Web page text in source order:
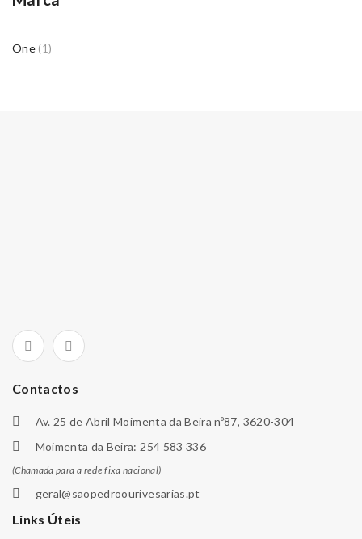
One (1)
Contactos
Av. 25 de Abril Moimenta da Beira nº87, 3620-304
Moimenta da Beira: 254 583 336
(Chamada para a rede fixa nacional)
geral@saopedroourivesarias.pt
Links Úteis